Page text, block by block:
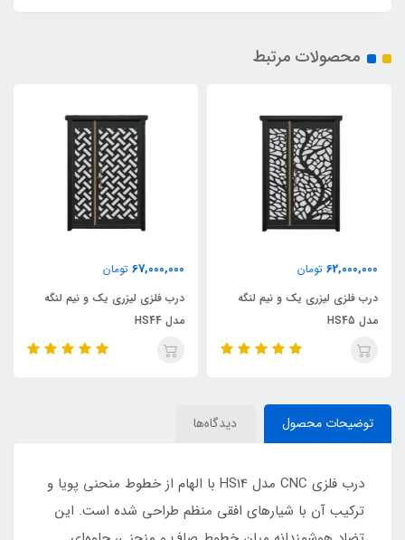
محصولات مرتبط
62,000,000 تومان
درب فلزی لیزری یک و نیم لنگه
مدل HS45
67,000,000 تومان
درب فلزی لیزری یک و نیم لنگه
مدل HS44
توضیحات محصول دیدگاه‌ها
درب فلزی CNC مدل HS14 با الهام از خطوط منحنی پویا و
ترکیب آن با شیارهای افقی منظم طراحی شده است. این